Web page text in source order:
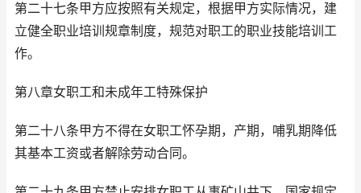
第二十七条甲方应按照有关规定，根据甲方实际情况，建
立健全职业培训规章制度，规范对职工的职业技能培训工
作。
第八章女职工和未成年工特殊保护
第二十八条甲方不得在女职工怀孕期，产期，哺乳期降低
其基本工资或者解除劳动合同。